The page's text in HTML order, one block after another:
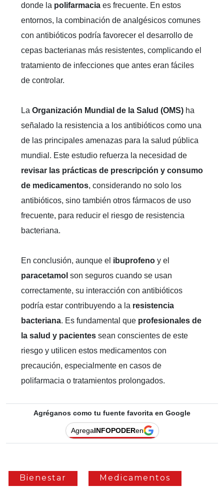
donde la polifarmacia es frecuente. En estos
entornos, la combinación de analgésicos comunes
con antibióticos podría favorecer el desarrollo de
cepas bacterianas más resistentes, complicando el
tratamiento de infecciones que antes eran fáciles
de controlar.
La Organización Mundial de la Salud (OMS) ha
señalado la resistencia a los antibióticos como una
de las principales amenazas para la salud pública
mundial. Este estudio refuerza la necesidad de
revisar las prácticas de prescripción y consumo
de medicamentos, considerando no solo los
antibióticos, sino también otros fármacos de uso
frecuente, para reducir el riesgo de resistencia
bacteriana.
En conclusión, aunque el ibuprofeno y el
paracetamol son seguros cuando se usan
correctamente, su interacción con antibióticos
podría estar contribuyendo a la resistencia
bacteriana. Es fundamental que profesionales de
la salud y pacientes sean conscientes de este
riesgo y utilicen estos medicamentos con
precaución, especialmente en casos de
polifarmacia o tratamientos prolongados.
Agréganos como tu fuente favorita en Google
AgregaINFOPODERen
Bienestar Medicamentos